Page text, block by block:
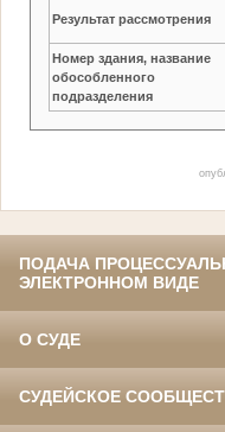
Результат рассмотрения
Номер здания, название
обособленного
подразделения
ПОДАЧА
ЭЛЕКТРОННОМ ВИДЕ
О СУДЕ
СУДЕЙСКОЕ